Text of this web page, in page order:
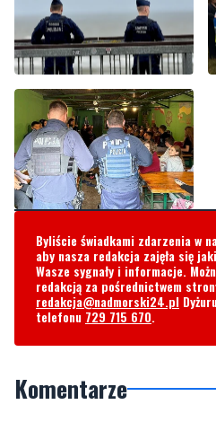
Byliście świadkami zdarzenia w
aby nasza redakcja zajęła się
redakcją za pośrednictwem
telefonu729 715 670